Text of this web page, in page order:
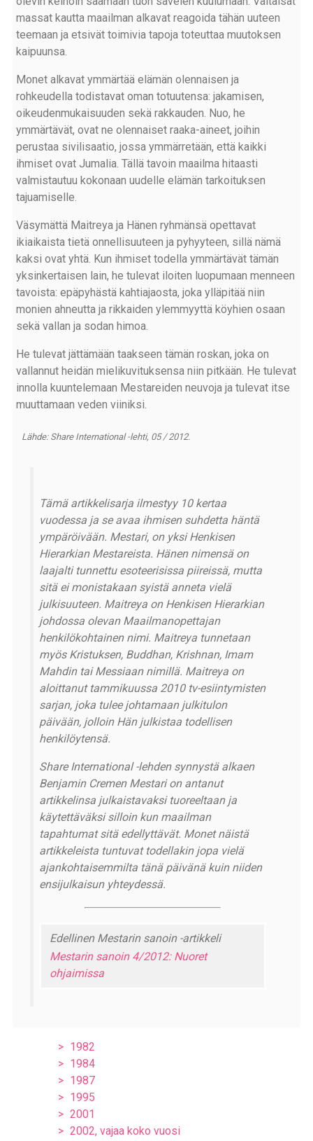
massat kautta maailman alkavat reagoida tähän uuteen
teemaan ja etsivät toimivia tapoja toteuttaa muutoksen
kaipuunsa.
Monet alkavat ymmärtää elämän olennaisen ja
rohkeudella todistavat oman totuutensa: jakamisen,
oikeudenmukaisuuden sekä rakkauden. Nuo, he
ymmärtävät, ovat ne olennaiset raaka-aineet, joihin
perustaa sivilisaatio, jossa ymmärretään, että kaikki
ihmiset ovat Jumalia. Tällä tavoin maailma hitaasti
valmistautuu kokonaan uudelle elämän tarkoituksen
tajuamiselle.
Väsymättä Maitreya ja Hänen ryhmänsä opettavat
ikiaikaista tietä onnellisuuteen ja pyhyyteen, sillä nämä
kaksi ovat yhtä. Kun ihmiset todella ymmärtävät tämän
yksinkertaisen lain, he tulevat iloiten luopumaan menneen
tavoista: epäpyhästä kahtiajaosta, joka ylläpitää niin
monien ahneutta ja rikkaiden ylemmyyttä köyhien osaan
sekä vallan ja sodan himoa.
He tulevat jättämään taakseen tämän roskan, joka on
vallannut heidän mielikuvituksensa niin pitkään. He tulevat
innolla kuuntelemaan Mestareiden neuvoja ja tulevat itse
muuttamaan veden viiniksi.
Lähde: Share International -lehti, 05 / 2012.
Tämä artikkelisarja ilmestyy 10 kertaa
vuodessa ja se avaa ihmisen suhdetta häntä
ympäröivään. Mestari, on yksi Henkisen
Hierarkian Mestareista. Hänen nimensä on
laajalti tunnettu esoteerisissa piireissä, mutta
sitä ei monistakaan syistä anneta vielä
julkisuuteen. Maitreya on Henkisen Hierarkian
johdossa olevan Maailmanopettajan
henkilökohtainen nimi. Maitreya tunnetaan
myös Kristuksen, Buddhan, Krishnan, Imam
Mahdin tai Messiaan nimillä. Maitreya on
aloittanut tammikuussa 2010 tv-esiintymisten
sarjan, joka tulee johtamaan julkitulon
päivään, jolloin Hän julkistaa todellisen
henkilöytensä.
Share International -lehden synnystä alkaen
Benjamin Cremen Mestari on antanut
artikkelinsa julkaistavaksi tuoreeltaan ja
käytettäväksi silloin kun maailman
tapahtumat sitä edellyttävät. Monet näistä
artikkeleista tuntuvat todellakin jopa vielä
ajankohtaisemmilta tänä päivänä kuin niiden
ensijulkaisun yhteydessä.
Edellinen Mestarin sanoin -artikkeli
Mestarin sanoin 4/2012: Nuoret
ohjaimissa
1982
1984
1987
1995
2001
2002, vajaa koko vuosi